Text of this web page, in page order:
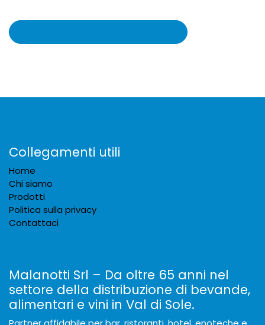
Collegamenti utili
Home
Chi siamo
Prodotti
Politica sulla privacy
Contattaci
Malanotti Srl – Da oltre 65 anni nel
settore della distribuzione di bevande,
alimentari e vini in Val di Sole.